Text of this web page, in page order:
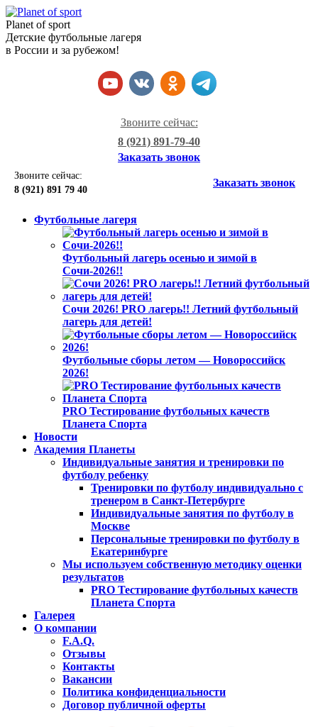
Planet of sport
Детские футбольные лагеря
в России и за рубежом!
Звоните сейчас:
8 (921) 891-79-40
Заказать звонок
Звоните сейчас:
8 (921) 891 79 40
Заказать звонок
Футбольные лагеря
Футбольный лагерь осенью и зимой в
Сочи-2026!!
Сочи 2026! PRO лагерь!! Летний футбольный
лагерь для детей!
Футбольные сборы летом — Новороссийск
2026!
PRO Тестирование футбольных качеств
Планета Спорта
Новости
Академия Планеты
Индивидуальные занятия и тренировки по
футболу ребенку
Тренировки по футболу индивидуально с
тренером в Санкт-Петербурге
Индивидуальные занятия по футболу в
Москве
Персональные тренировки по футболу в
Екатеринбурге
Мы используем собственную методику оценки
результатов
PRO Тестирование футбольных качеств
Планета Спорта
Галерея
О компании
F.A.Q.
Отзывы
Контакты
Вакансии
Политика конфиденциальности
Договор публичной оферты